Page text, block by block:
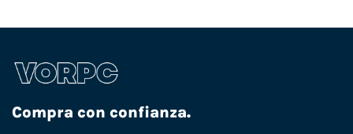
Compra con confianza.